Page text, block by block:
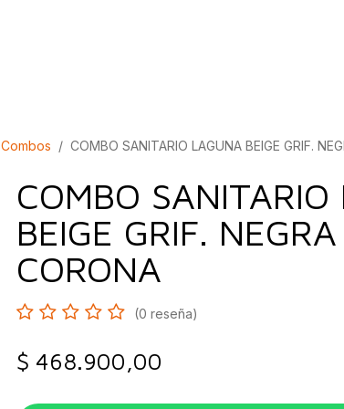
Combos COMBO SANITARIO LAGUNA BEIGE GRIF.
COMBO
BEIGE GRIF. NEGRA
CORONA
(0 reseña)
$ 468.900,00